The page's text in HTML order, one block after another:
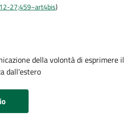
27;459~art4bis)
della volontà di esprimere il
dall'estero